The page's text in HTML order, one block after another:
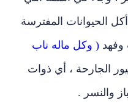
الحيوانات المفترسة
( وكل ماله ناب
الجارحة ، أي ذوات
والنسر .